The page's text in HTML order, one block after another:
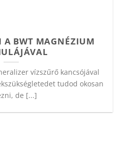
A BWT MAGNÉZIUM
vízszűrő kancsójával
tudod okosan
de [...]